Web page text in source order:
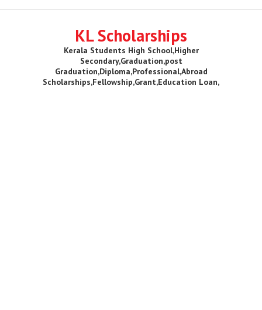
KL Scholarships
Kerala Students High School,Higher
Secondary,Graduation,post
Graduation,Diploma,Professional,Abroad
Scholarships,Fellowship,Grant,Education Loan,